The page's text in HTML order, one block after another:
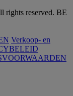
rights reserved. BE
Verkoop- en